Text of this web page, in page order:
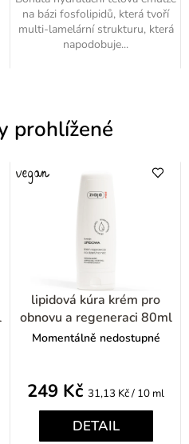
na bázi fosfolipidů, která tvoří
multi-lamelární strukturu, která
napodobuje...
prohlížené
lipidová kúra krém pro
obnovu a regeneraci 80ml
Momentálně nedostupné
249 Kč Měrná
cena:
31,13 Kč / 10 ml
DETAIL